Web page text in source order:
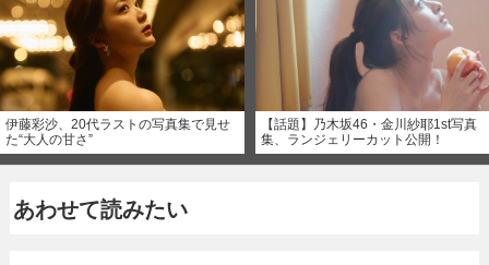
伊藤彩沙、20代ラストの写真集で見せ
た“大人の甘さ”
【話題】乃木坂46・金川紗耶1st写真
集、ランジェリーカット公開！
あわせて読みたい